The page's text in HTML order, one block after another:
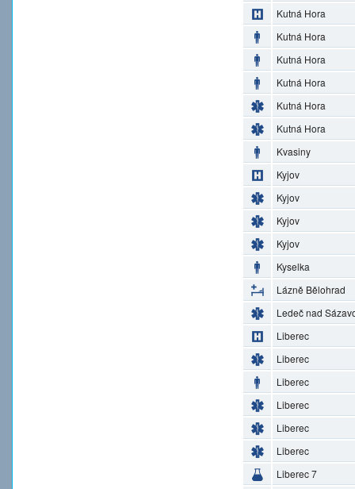
Kutná Hora
Kutná Hora
Kutná Hora
Kutná Hora
Kutná Hora
Kutná Hora
Kvasiny
Kyjov
Kyjov
Kyjov
Kyjov
Kyselka
Lázně Bělohrad
Ledeč nad
Liberec
Liberec
Liberec
Liberec
Liberec
Liberec
Liberec 7